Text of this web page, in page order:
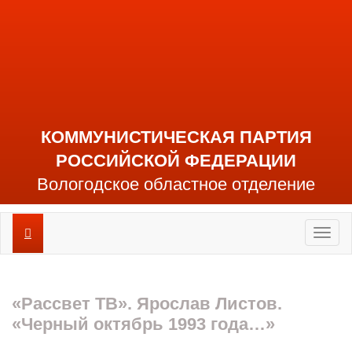
КОММУНИСТИЧЕСКАЯ ПАРТИЯ
РОССИЙСКОЙ ФЕДЕРАЦИИ
Вологодское областное отделение
«Рассвет ТВ». Ярослав Листов.
«Черный октябрь 1993 года…»